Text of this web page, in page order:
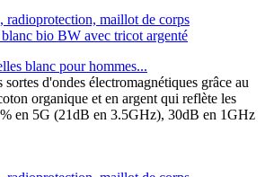
blanc pour hommes...
d'ondes électromagnétiques grâce au
organique et en argent qui reflète les
en 5G (21dB en 3.5GHz), 30dB en 1GHz